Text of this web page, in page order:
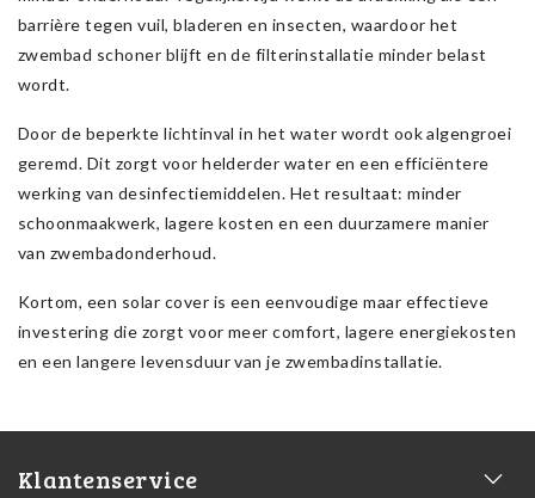
barrière tegen vuil, bladeren en insecten, waardoor het
zwembad schoner blijft en de filterinstallatie minder belast
wordt.
Door de beperkte lichtinval in het water wordt ook algengroei
geremd. Dit zorgt voor helderder water en een efficiëntere
werking van desinfectiemiddelen. Het resultaat: minder
schoonmaakwerk, lagere kosten en een duurzamere manier
van zwembadonderhoud.
Kortom, een solar cover is een eenvoudige maar effectieve
investering die zorgt voor meer comfort, lagere energiekosten
en een langere levensduur van je zwembadinstallatie.
Klantenservice